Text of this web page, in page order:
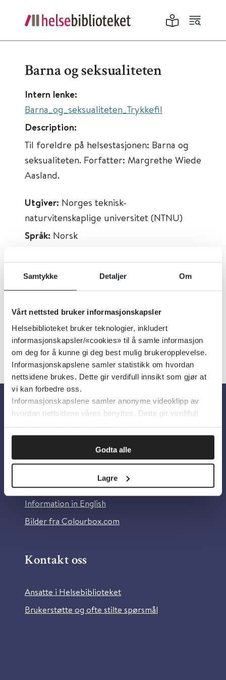
Samtykke Detaljer Om
Vårt nettsted bruker informasjonskapsler
Helsebiblioteket bruker teknologier, inkludert
informasjonskapsler/«cookies» til å samle informasjon
om deg for å kunne gi deg best mulig brukeropplevelse.
Informasjonskapslene samler statistikk om hvordan
nettsidene brukes. Dette gir verdifull innsikt som gjør at
vi kan forbedre oss.
Informasjonskapslene samler anonyme videoklipp av
hvordan nettsidene våres benyttes. Dette gir verdifull
innsikt som gjør at vi kan forbedre oss.
Godta alle
Lagre
Barna og seksualiteten
Intern lenke:
Barna_og_seksualiteten_Trykkefil
Description:
Til foreldre på helsestasjonen: Barna og
seksualiteten. Forfatter: Margrethe Wiede
Aasland.
Utgiver: Norges teknisk-
naturvitenskaplige universitet (NTNU)
Språk: Norsk
helsestasjonen. Forfatter: Margrethe
Om oss
Om Helsebiblioteket
Personvern og informasjonskapsler
Tilgjengelighetserklæring
Information in English
Bilder fra Colourbox.com
Kontakt oss
Ansatte i Helsebiblioteket
Brukerstøtte og ofte stilte spørsmål